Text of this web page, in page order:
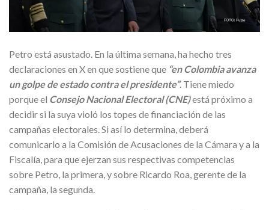
Petro está asustado. En la última semana, ha hecho tres
declaraciones en X en que sostiene que “en Colombia avanza
un golpe de estado contra el presidente”. Tiene miedo
porque el Consejo Nacional Electoral (CNE)está próximo a
decidir si la suya violó los topes de financiación de las
campañas electorales. Si así lo determina, deberá
comunicarlo a la Comisión de Acusaciones de la Cámara y a la
Fiscalía, para que ejerzan sus respectivas competencias
sobre Petro, la primera, y sobre Ricardo Roa, gerente de la
campaña, la segunda.